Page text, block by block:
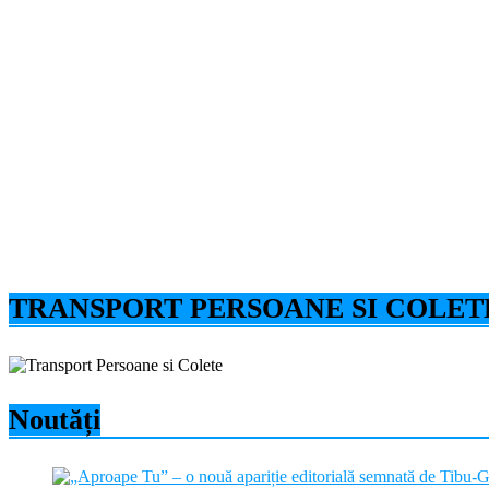
TRANSPORT PERSOANE SI
Noutăți